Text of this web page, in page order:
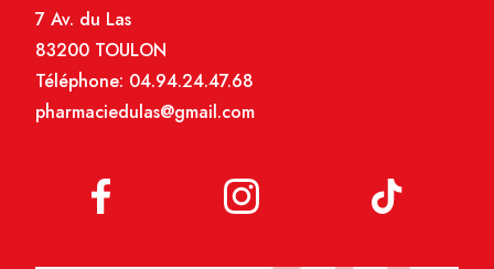
7 Av. du Las
83200 TOULON
Téléphone: 04.94.24.47.68
pharmaciedulas@gmail.com